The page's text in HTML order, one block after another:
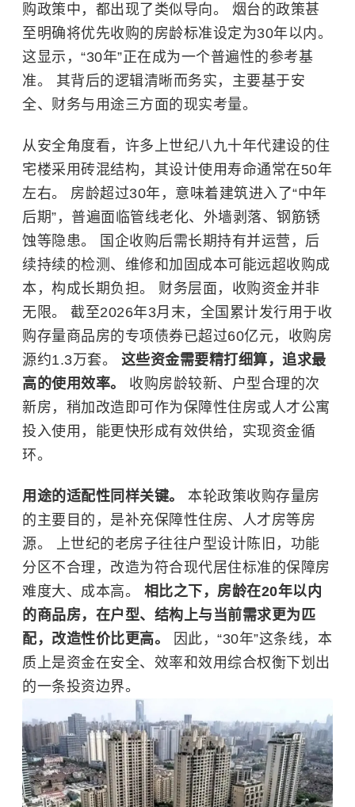
购政策中，都出现了类似导向。 烟台的政策甚
至明确将优先收购的房龄标准设定为30年以内。
这显示，“30年”正在成为一个普遍性的参考基
准。 其背后的逻辑清晰而务实，主要基于安
全、财务与用途三方面的现实考量。
从安全角度看，许多上世纪八九十年代建设的住
宅楼采用砖混结构，其设计使用寿命通常在50年
左右。 房龄超过30年，意味着建筑进入了“中年
后期”，普遍面临管线老化、外墙剥落、钢筋锈
蚀等隐患。 国企收购后需长期持有并运营，后
续持续的检测、维修和加固成本可能远超收购成
本，构成长期负担。 财务层面，收购资金并非
无限。 截至2026年3月末，全国累计发行用于收
购存量商品房的专项债券已超过60亿元，收购房
源约1.3万套。 这些资金需要精打细算，追求最
高的使用效率。 收购房龄较新、户型合理的次
新房，稍加改造即可作为保障性住房或人才公寓
投入使用，能更快形成有效供给，实现资金循
环。
用途的适配性同样关键。 本轮政策收购存量房
的主要目的，是补充保障性住房、人才房等房
源。 上世纪的老房子往往户型设计陈旧，功能
分区不合理，改造为符合现代居住标准的保障房
难度大、成本高。 相比之下，房龄在20年以内
的商品房，在户型、结构上与当前需求更为匹
配，改造性价比更高。
因此，“30年”这条线，本
质上是资金在安全、效率和效用综合权衡下划出
的一条投资边界。